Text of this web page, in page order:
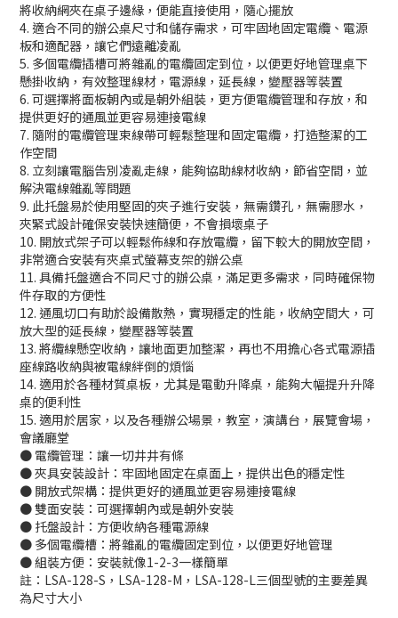
將收納網夾在桌子邊緣，便能直接使用，隨心擺放
4. 適合不同的辦公桌尺寸和儲存需求，可牢固地固定電纜、電源
板和適配器，讓它們遠離凌亂
5. 多個電纜插槽可將雜亂的電纜固定到位，以便更好地管理桌下
懸掛收納，有效整理線材，電源線，延長線，變壓器等裝置
6. 可選擇將面板朝內或是朝外組裝，更方便電纜管理和存放，和
提供更好的通風並更容易連接電線
7. 隨附的電纜管理束線帶可輕鬆整理和固定電纜，打造整潔的工
作空間
8. 立刻讓電腦告別凌亂走線，能夠協助線材收納，節省空間，並
解決電線雜亂等問題
9. 此托盤易於使用堅固的夾子進行安裝，無需鑽孔，無需膠水，
夾緊式設計確保安裝快速簡便，不會損壞桌子
10. 開放式架子可以輕鬆佈線和存放電纜，留下較大的開放空間，
非常適合安裝有夾桌式螢幕支架的辦公桌
11. 具備托盤適合不同尺寸的辦公桌，滿足更多需求，同時確保物
件存取的方便性
12. 通風切口有助於設備散熱，實現穩定的性能，收納空間大，可
放大型的延長線，變壓器等裝置
13. 將纜線懸空收納，讓地面更加整潔，再也不用擔心各式電源插
座線路收納與被電線絆倒的煩惱
14. 適用於各種材質桌板，尤其是電動升降桌，能夠大幅提升升降
桌的便利性
15. 適用於居家，以及各種辦公場景，教室，演講台，展覽會場，
會議廳堂
● 電纜管理：讓一切井井有條
● 夾具安裝設計：牢固地固定在桌面上，提供出色的穩定性
● 開放式架構：提供更好的通風並更容易連接電線
● 雙面安裝：可選擇朝內或是朝外安裝
● 托盤設計：方便收納各種電源線
● 多個電纜槽：將雜亂的電纜固定到位，以便更好地管理
● 組裝方便：安裝就像1-2-3一樣簡單
註：LSA-128-S，LSA-128-M，LSA-128-L三個型號的主要差異
為尺寸大小